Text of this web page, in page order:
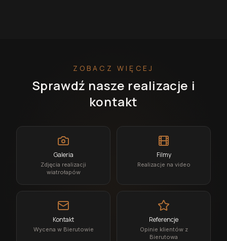
ZOBACZ WIĘCEJ
Sprawdź nasze realizacje i
kontakt
Galeria
Zdjęcia realizacji
wiatrołapów
Filmy
Realizacje na video
Kontakt
Wycena w Bierutowie
Referencje
Opinie klientów z
Bierutowa